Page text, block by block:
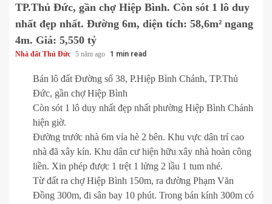
TP.Thủ Đức, gần chợ Hiệp Bình. Còn sót 1 lô duy
nhất đẹp nhất. Đường 6m, diện tích: 58,6m² ngang
4m. Giá: 5,550 tỷ
Nhà đất Thủ Đức 5 năm ago 1 min read
Bán lô đất Đường số 38, P.Hiệp Bình Chánh, TP.Thủ
Đức, gần chợ Hiệp Bình
Còn sót 1 lô duy nhất đẹp nhất phường Hiệp Bình Chánh
hiện giờ.
Đường trước nhà 6m vỉa hè 2 bên. Khu vực dân trí cao
nhà đã xây kín. Khu dân cư hiện hữu xây nhà hoàn công
liền. Xin phép được 1 trệt 1 lửng 2 lầu 1 tum nhé.
Từ đất ra chợ Hiệp Bình 150m, ra đường Phạm Văn
Đồng 300m, đi sân bay 10 phút. Trong bán kính 300m có